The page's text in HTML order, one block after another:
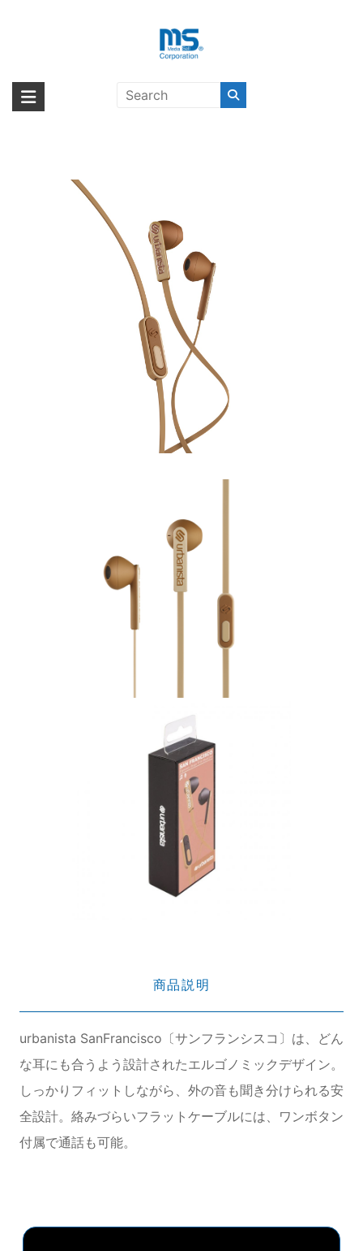
海外輸入ブランド商品｜株式会社
海外事業部が取り揃えている海外輸入商品には、日本では珍しい「海外ブ
ランド」をはじめ「ユニークな商品」「機能的な商品」「コストパフォー
SanFrancisco Latte Machiatto〔ア
商品説明
urbanista SanFrancisco〔サンフランシスコ〕は、どん
な耳にも合うよう設計されたエルゴノミックデザイン。
しっかりフィットしながら、外の音も聞き分けられる安
全設計。絡みづらいフラットケーブルには、ワンボタン
付属で通話も可能。